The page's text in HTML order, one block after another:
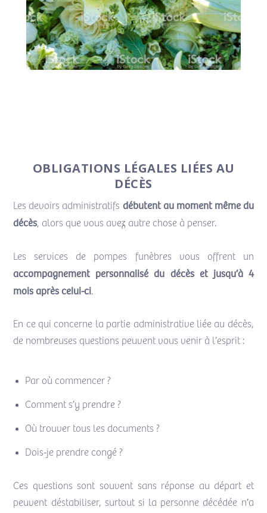
OBLIGATIONS LÉGALES LIÉES AU
DÉCÈS
Les devoirs administratifs débutent au moment même du
décès, alors que vous avez autre chose à penser.
Les services de pompes funèbres vous offrent un
accompagnement personnalisé du décès et jusqu’à 4
mois après celui-ci.
En ce qui concerne la partie administrative liée au décès,
de nombreuses questions peuvent vous venir à l’esprit :
Par où commencer ?
Comment s’y prendre ?
Où trouver tous les documents ?
Dois-je prendre congé ?
Ces questions sont souvent sans réponse au départ et
peuvent déstabiliser, surtout si la personne décédée n’a